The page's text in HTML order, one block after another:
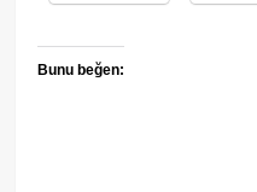
Bunu beğen: